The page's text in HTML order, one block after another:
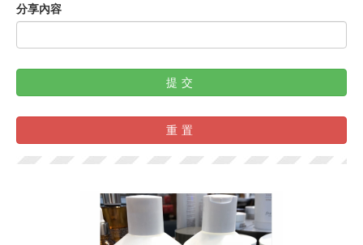
分享內容
提交
重置